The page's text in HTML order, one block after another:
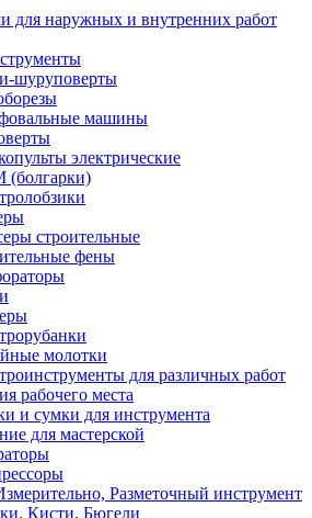
для наружных и внутренних работ
шуруповерты
машины
электрические
строительные
фены
молотки
для различных работ
рабочего места
и сумки для инструмента
для мастерской
Разметочный инструмент
Кисти, Бюгели